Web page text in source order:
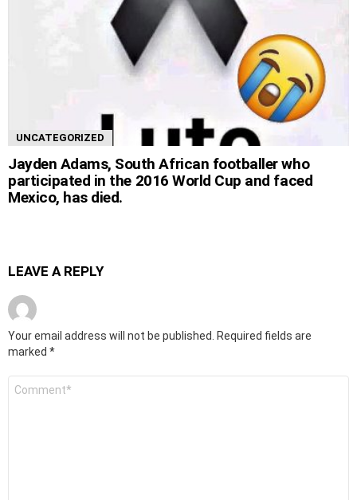
UNCATEGORIZED
Jayden Adams, South African footballer who
participated in the 2016 World Cup and faced
Mexico, has died.
LEAVE A REPLY
Your email address will not be published.
Required fields are
marked *